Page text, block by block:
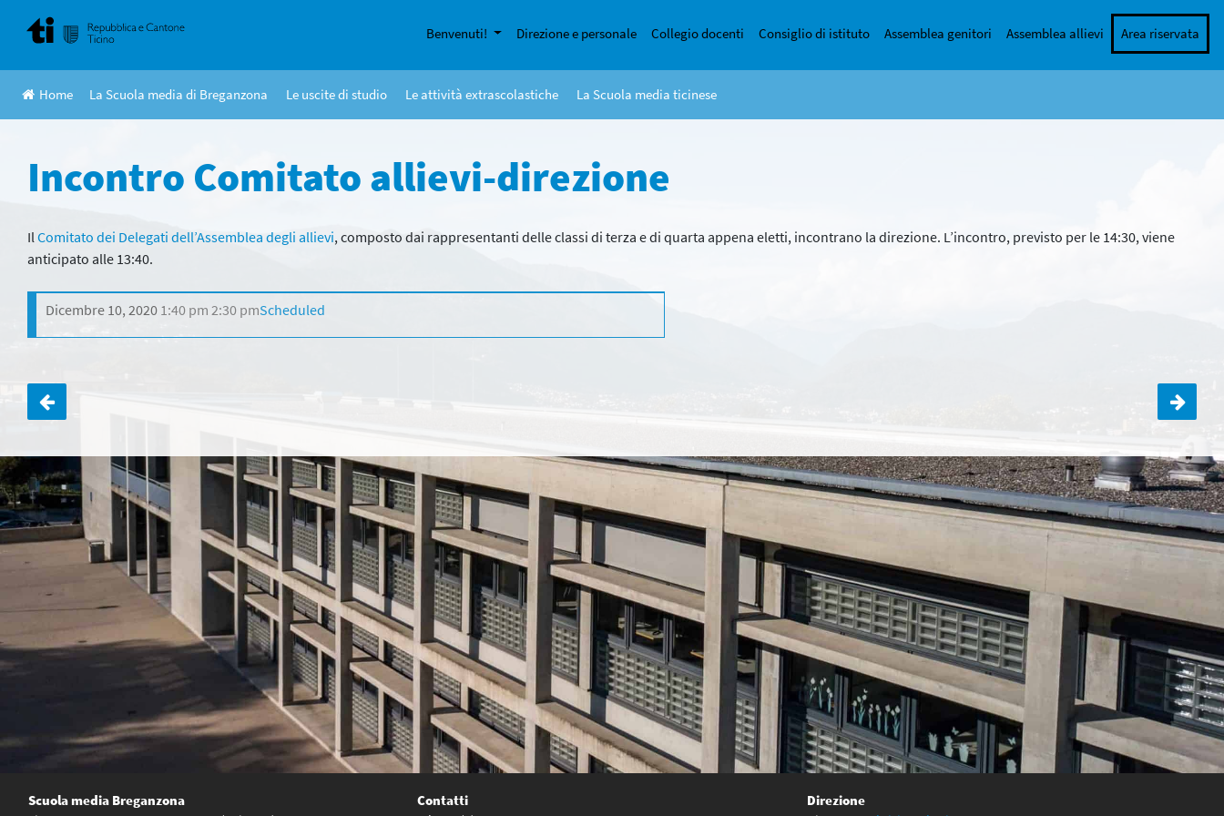
content
Benvenuti! Direzione e personale Collegio docenti Consiglio di istituto Assemblea genitori Assemblea allievi Area riservata
Home La Scuola media di Breganzona Le uscite di studio Le attività extrascolastiche La Scuola media ticinese
Incontro Comitato allievi-direzione
Il Comitato dei Delegati dell’Assemblea degli allievi, composto dai rappresentanti delle classi di terza e di quarta appena eletti, incontrano la direzione. L’incontro, previsto per le 14:30, viene
anticipato alle 13:40.
Dicembre 10, 2020 1:40 pm 2:30 pmScheduled
Navigazione
articoli
Scuola media Breganzona
Contatti
Direzione